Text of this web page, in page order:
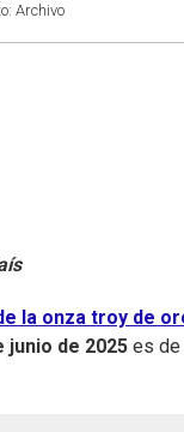
Archivo
la onza troy de
junio de 2025 es de